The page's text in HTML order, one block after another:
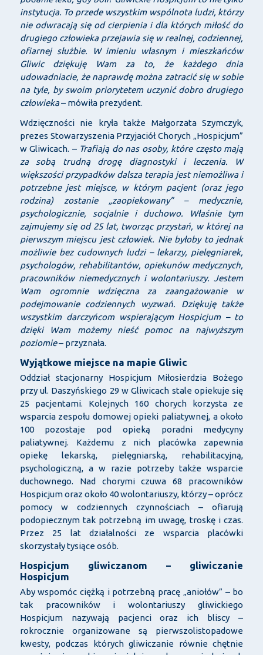
instytucja. To przede wszystkim wspólnota ludzi, którzy
nie odwracają się od cierpienia i dla których miłość do
drugiego człowieka przejawia się w realnej, codziennej,
ofiarnej służbie. W imieniu własnym i mieszkańców
Gliwic dziękuję Wam za to, że każdego dnia
udowadniacie, że naprawdę można zatracić się w sobie
na tyle, by swoim priorytetem uczynić dobro drugiego
człowieka– mówiła prezydent.
Wdzięczności nie kryła także Małgorzata Szymczyk,
prezes Stowarzyszenia Przyjaciół Chorych „Hospicjum”
w Gliwicach. – Trafiają do nas osoby, które często mają
za sobą trudną drogę diagnostyki i leczenia. W
większości przypadków dalsza terapia jest niemożliwa i
potrzebne jest miejsce, w którym pacjent (oraz jego
rodzina) zostanie „zaopiekowany” – medycznie,
psychologicznie, socjalnie i duchowo. Właśnie tym
zajmujemy się od 25 lat, tworząc przystań, w której na
pierwszym miejscu jest człowiek. Nie byłoby to jednak
możliwie bez cudownych ludzi – lekarzy, pielęgniarek,
psychologów, rehabilitantów, opiekunów medycznych,
pracowników niemedycznych i wolontariuszy. Jestem
Wam ogromnie wdzięczna za zaangażowanie w
podejmowanie codziennych wyzwań. Dziękuję także
wszystkim darczyńcom wspierającym Hospicjum – to
dzięki Wam możemy nieść pomoc na najwyższym
poziomie– przyznała.
Wyjątkowe miejsce na mapie Gliwic
Oddział stacjonarny Hospicjum Miłosierdzia Bożego
przy ul. Daszyńskiego 29 w Gliwicach stale opiekuje się
25 pacjentami. Kolejnych 160 chorych korzysta ze
wsparcia zespołu domowej opieki paliatywnej, a około
100 pozostaje pod opieką poradni medycyny
paliatywnej. Każdemu z nich placówka zapewnia
opiekę lekarską, pielęgniarską, rehabilitacyjną,
psychologiczną, a w razie potrzeby także wsparcie
duchownego. Nad chorymi czuwa 68 pracowników
Hospicjum oraz około 40 wolontariuszy, którzy – oprócz
pomocy w codziennych czynnościach – ofiarują
podopiecznym tak potrzebną im uwagę, troskę i czas.
Przez 25 lat działalności ze wsparcia placówki
skorzystały tysiące osób.
Hospicjum gliwiczanom – gliwiczanie
Hospicjum
Aby wspomóc ciężką i potrzebną pracę „aniołów” – bo
tak pracowników i wolontariuszy gliwickiego
Hospicjum nazywają pacjenci oraz ich bliscy –
rokrocznie organizowane są pierwszolistopadowe
kwesty, podczas których gliwiczanie równie chętnie